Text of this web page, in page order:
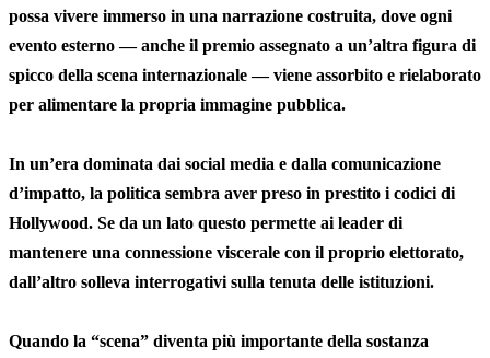
possa vivere immerso in una narrazione costruita, dove ogni
evento esterno — anche il premio assegnato a un’altra figura di
spicco della scena internazionale — viene assorbito e rielaborato
per alimentare la propria immagine pubblica.
In un’era dominata dai social media e dalla comunicazione
d’impatto, la politica sembra aver preso in prestito i codici di
Hollywood. Se da un lato questo permette ai leader di
mantenere una connessione viscerale con il proprio elettorato,
dall’altro solleva interrogativi sulla tenuta delle istituzioni.
Quando la “scena” diventa più importante della sostanza